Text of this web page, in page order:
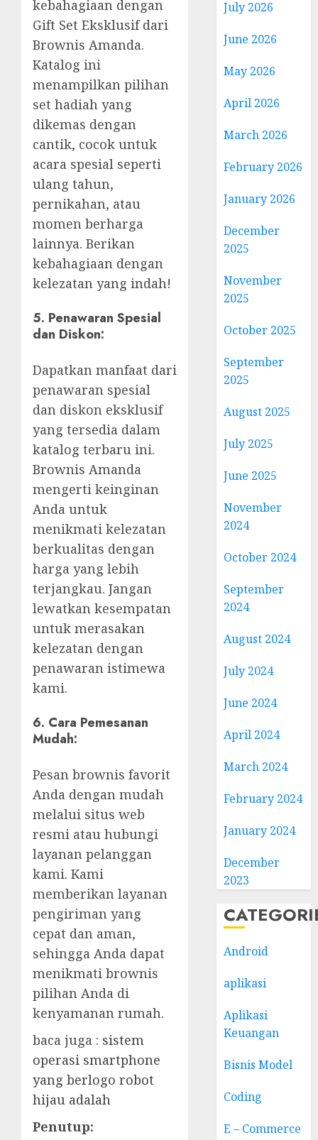
kebahagiaan dengan
Gift Set Eksklusif dari
Brownis Amanda.
Katalog ini
menampilkan pilihan
set hadiah yang
dikemas dengan
cantik, cocok untuk
acara spesial seperti
ulang tahun,
pernikahan, atau
momen berharga
lainnya. Berikan
kebahagiaan dengan
kelezatan yang indah!
5. Penawaran Spesial
dan Diskon:
Dapatkan manfaat dari
penawaran spesial
dan diskon eksklusif
yang tersedia dalam
katalog terbaru ini.
Brownis Amanda
mengerti keinginan
Anda untuk
menikmati kelezatan
berkualitas dengan
harga yang lebih
terjangkau. Jangan
lewatkan kesempatan
untuk merasakan
kelezatan dengan
penawaran istimewa
kami.
6. Cara Pemesanan
Mudah:
Pesan brownis favorit
Anda dengan mudah
melalui situs web
resmi atau hubungi
layanan pelanggan
kami. Kami
memberikan layanan
pengiriman yang
cepat dan aman,
sehingga Anda dapat
menikmati brownis
pilihan Anda di
kenyamanan rumah.
baca juga : sistem
operasi smartphone
yang berlogo robot
hijau adalah
Penutup:
July 2026
June 2026
May 2026
April 2026
March 2026
February 2026
January 2026
December
2025
November
2025
October 2025
September
2025
August 2025
July 2025
June 2025
November
2024
October 2024
September
2024
August 2024
July 2024
June 2024
April 2024
March 2024
February 2024
January 2024
December
2023
Android
aplikasi
Aplikasi
Keuangan
Bisnis Model
Coding
E – Commerce